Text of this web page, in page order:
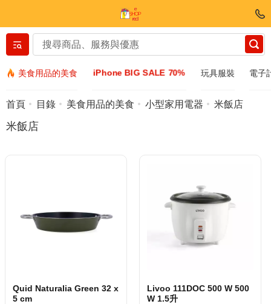
美食用品的美食 iPhone BIG SALE 70% 玩具服裝 電子
Вернуться назад
配件
首頁 目錄 美食用品的美食 小型家用電器 米飯店
米飯店
Quid Naturalia Green 32 x
5 cm
Livoo 111DOC 500 W 500
W 1.5升